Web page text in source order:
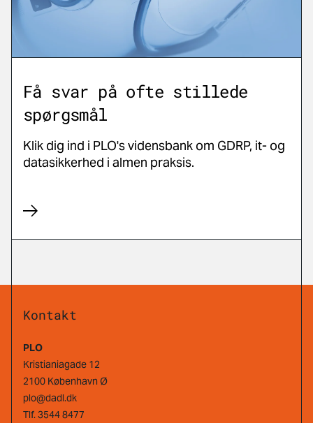
Få svar på ofte stillede
spørgsmål
Klik dig ind i PLO's vidensbank om GDRP, it- og
datasikkerhed i almen praksis.
Kontakt
PLO
Kristianiagade 12
2100 København Ø
plo@dadl.dk
Tlf.3544 8477